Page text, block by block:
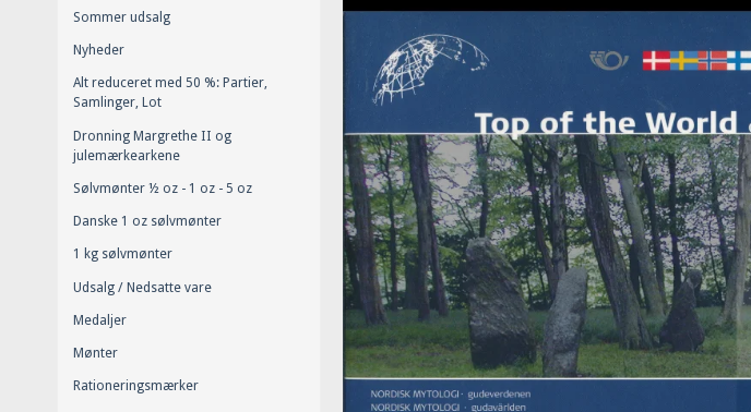
Sommer udsalg
Nyheder
Alt reduceret med 50 %: Partier,
Samlinger, Lot
Dronning Margrethe II og
julemærkearkene
Sølvmønter ½ oz - 1 oz - 5 oz
Danske 1 oz sølvmønter
1 kg sølvmønter
Udsalg / Nedsatte vare
Medaljer
Mønter
Rationeringsmærker